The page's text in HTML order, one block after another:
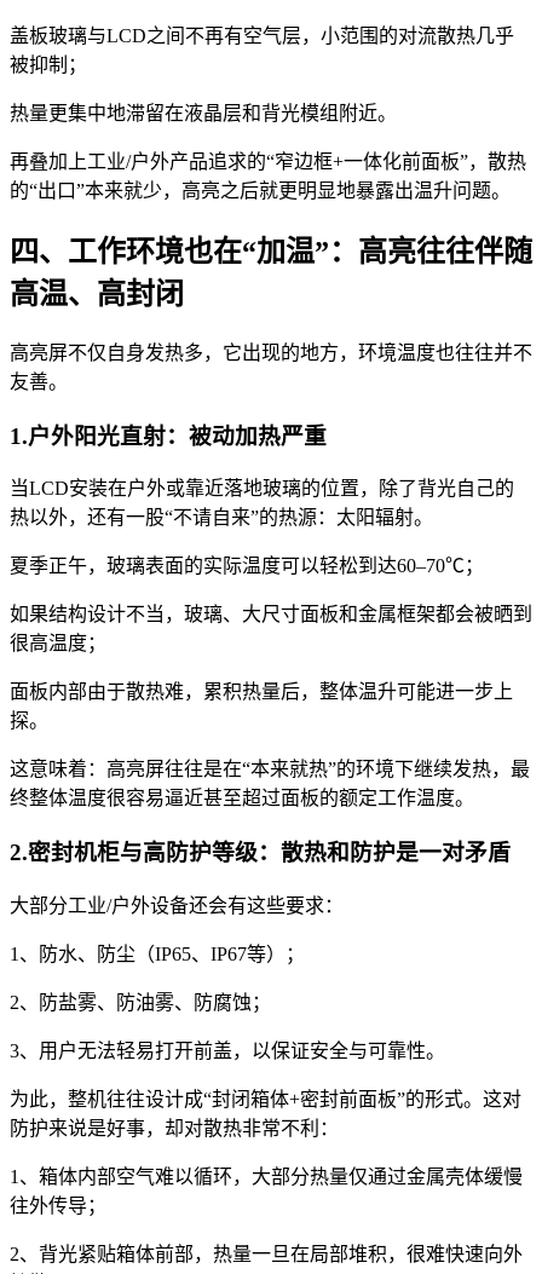
盖板玻璃与LCD之间不再有空气层，小范围的对流散热几乎
被抑制；
热量更集中地滞留在液晶层和背光模组附近。
再叠加上工业/户外产品追求的“窄边框+一体化前面板”，散热
的“出口”本来就少，高亮之后就更明显地暴露出温升问题。
四、工作环境也在“加温”：高亮往往伴随
高温、高封闭
高亮屏不仅自身发热多，它出现的地方，环境温度也往往并不
友善。
1.户外阳光直射：被动加热严重
当LCD安装在户外或靠近落地玻璃的位置，除了背光自己的
热以外，还有一股“不请自来”的热源：太阳辐射。
夏季正午，玻璃表面的实际温度可以轻松到达60–70℃；
如果结构设计不当，玻璃、大尺寸面板和金属框架都会被晒到
很高温度；
面板内部由于散热难，累积热量后，整体温升可能进一步上
探。
这意味着：高亮屏往往是在“本来就热”的环境下继续发热，最
终整体温度很容易逼近甚至超过面板的额定工作温度。
2.密封机柜与高防护等级：散热和防护是一对矛盾
大部分工业/户外设备还会有这些要求：
1、防水、防尘（IP65、IP67等）；
2、防盐雾、防油雾、防腐蚀；
3、用户无法轻易打开前盖，以保证安全与可靠性。
为此，整机往往设计成“封闭箱体+密封前面板”的形式。这对
防护来说是好事，却对散热非常不利：
1、箱体内部空气难以循环，大部分热量仅通过金属壳体缓慢
往外传导；
2、背光紧贴箱体前部，热量一旦在局部堆积，很难快速向外